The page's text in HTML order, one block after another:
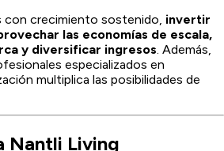
con crecimiento sostenido, invertir
las economías de escala,
y diversificar ingresos. Además,
especializados en
multiplica las posibilidades de
Nantli Living